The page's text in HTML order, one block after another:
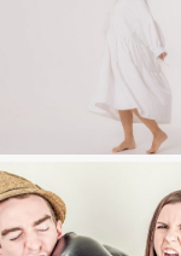
ファッション・美容
趣味・旅行
セックスライフ